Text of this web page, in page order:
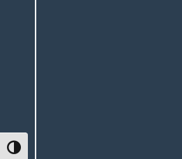
ATTIVA/DISATTIVA ALTO CONTRASTO